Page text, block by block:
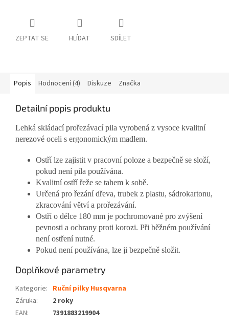
ZEPTAT SE HLÍDAT SDÍLET
Popis Hodnocení (4) Diskuze Značka
Detailní popis produktu
Lehká skládací prořezávací pila vyrobená z vysoce kvalitní
nerezové oceli s ergonomickým madlem.
Ostří lze zajistit v pracovní poloze a bezpečně se složí,
pokud není pila používána.
Kvalitní ostří řeže se tahem k sobě.
Určená pro řezání dřeva, trubek z plastu, sádrokartonu,
zkracování větví a prořezávání.
Ostří o délce 180 mm je pochromované pro zvýšení
pevnosti a ochrany proti korozi. Při běžném používání
není ostření nutné.
Pokud není používána, lze ji bezpečně složit.
Doplňkové parametry
Kategorie: Ruční pilky Husqvarna
Záruka:
2 roky
EAN: 7391883219904